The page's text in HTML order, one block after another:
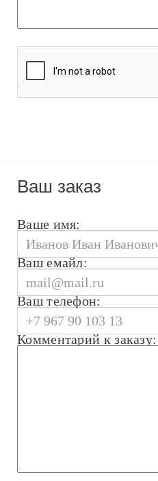
Ваш заказ
Ваше имя:
Ваш емайл:
Ваш телефон:
Комментарий к заказу: